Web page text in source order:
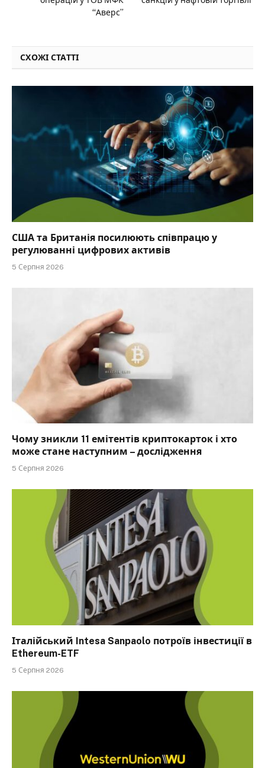
“Аверс”
СХОЖІ СТАТТІ
США та Британія посилюють співпрацю у
регулюванні цифрових активів
5 Серпня 2026
Чому зникли 11 емітентів криптокарток і хто
може стане наступним – дослідження
5 Серпня 2026
Італійський Intesa Sanpaolo потроїв інвестиції в
Ethereum-ETF
5 Серпня 2026